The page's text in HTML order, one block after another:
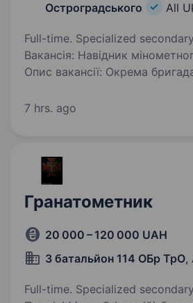
Остроградського
All
Full-time. Specialized
Вакансія: Навідник
Опис вакансії: Окрема
Остроградського» шукає
7 hrs. ago
Гранатометник
20 000 – 120 000 UAH
3 батальйон 114 ОБр ТрО,
Full-time. Specialized